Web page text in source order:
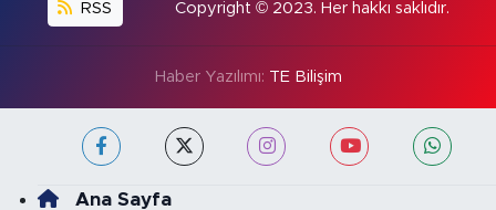
RSS Copyright © 2023. Her hakkı saklıdır.
Haber Yazılımı: TE Bilişim
Ana Sayfa